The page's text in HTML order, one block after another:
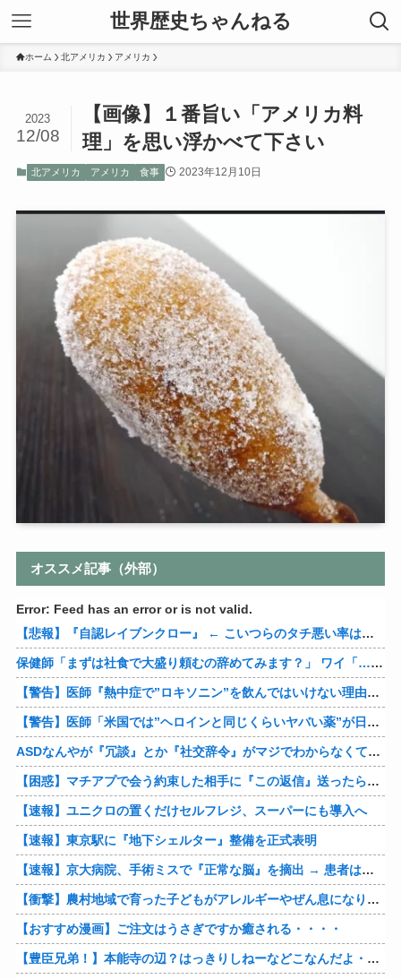
世界歴史ちゃんねる
ホーム 北アメリカ アメリカ
【画像】１番旨い「アメリカ料
理」を思い浮かべて下さい
2023
12/08
北アメリカ アメリカ 食事 2023年12月10日
オススメ記事（外部）
Error: Feed has an error or is not valid.
【悲報】『自認レイブンクロー』 ← こいつらのタチ悪い率は異常
保健師「まずは社食で大盛り頼むの辞めてみます？」 ワイ「…食っちゃいけないものを売ってるのか？」
【警告】医師『熱中症で”ロキソニン”を飲んではいけない理由がこれ』
【警告】医師「米国では”ヘロインと同じくらいヤバい薬”が日本では平気で処方されてる」
ASDなんやが『冗談』とか『社交辞令』がマジでわからなくて怖い
【困惑】マチアプで会う約束した相手に『この返信』送ったらブロックされたんやが…
【速報】ユニクロの置くだけセルフレジ、スーパーにも導入へ
【速報】東京駅に『地下シェルター』整備を正式表明
【速報】京大病院、手術ミスで『正常な脳』を摘出 → 患者は自発呼吸不可能な植物状態に
【衝撃】農村地域で育った子どもがアレルギーやぜん息になりにくい『農場効果』を引き起こす細菌が判明
【おすすめ漫画】ご注文はうさぎですか癒される・・・・
【豊臣兄弟！】本能寺の辺？はっきりしねーなどこなんだよ・・・・